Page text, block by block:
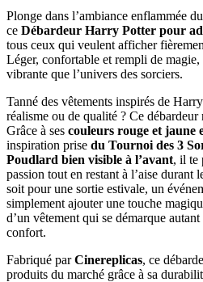
Plonge dans l’ambiance enflammée
ce Débardeur Harry Potter pour
tous ceux qui veulent afficher
Léger, confortable et rempli de
vibrante que l’univers des sorciers.
Tanné des vêtements inspirés de
réalisme ou de qualité ? Ce
Grâce à ses couleurs rouge et jaune
inspiration prise du Tournoi des 3
Poudlard bien visible à l’avant, il te
passion tout en restant à l’aise durant
soit pour une sortie estivale, un
simplement ajouter une touche
d’un vêtement qui se démarque
confort.
Fabriqué parCinereplicas, ce
produits du marché grâce à sa